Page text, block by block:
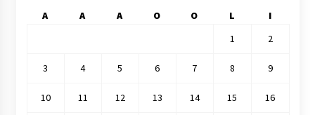
A A A O O L
I
1
2
3 4 5 6 7 8 9
10 11 12 13 14 15 16